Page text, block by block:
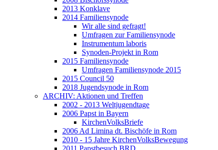
2013 Konklave
2014 Familiensynode
Wir alle sind gefragt!
Umfragen zur Familiensynode
Instrumentum laboris
Synoden-Projekt in Rom
2015 Familiensynode
Umfragen Familiensynode 2015
2015 Council 50
2018 Jugendsynode in Rom
ARCHIV: Aktionen und Treffen
2002 - 2013 Weltjugendtage
2006 Papst in Bayern
KirchenVolksBriefe
2006 Ad Limina dt. Bischöfe in Rom
2010 - 15 Jahre KirchenVolksBewegung
2011 Papstbesuch BRD